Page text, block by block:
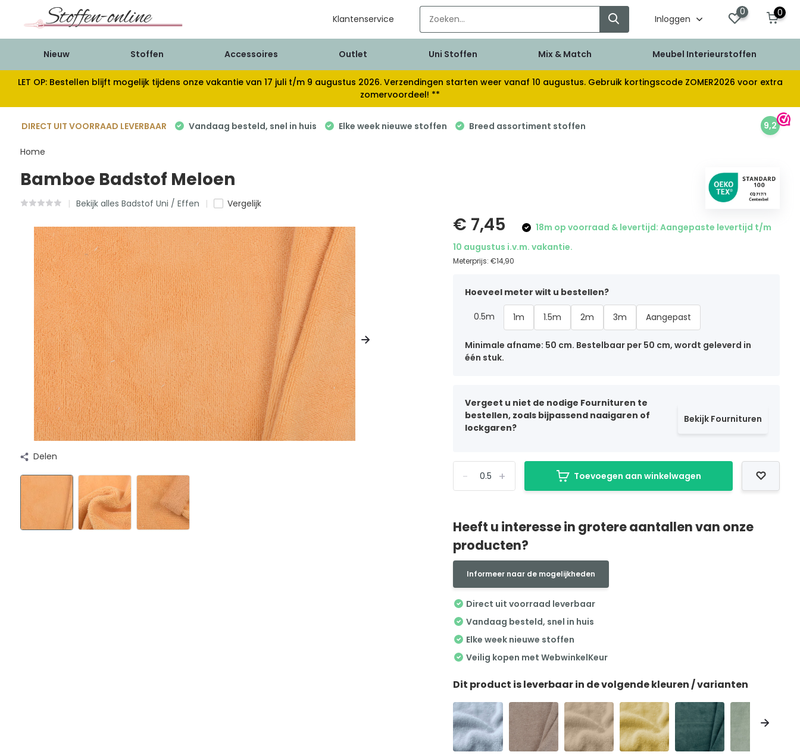
Klantenservice Inloggen
0 0
Nieuw Stoffen Accessoires Outlet Uni Stoffen Mix & Match Meubel Interieurstoffen
LET OP: Bestellen blijft mogelijk tijdens onze vakantie van 17 juli t/m 9 augustus 2026. Verzendingen starten weer vanaf 10 augustus. Gebruik kortingscode ZOMER2026 voor extra
zomervoordeel! **
DIRECT UIT VOORRAAD LEVERBAAR Vandaag besteld, snel in huis Elke week nieuwe stoffen Breed assortiment stoffen 9,2
Home
Bamboe Badstof Meloen
Bekijk alles Badstof Uni / Effen Vergelijk
Delen
€ 7,45
18m op voorraad & levertijd: Aangepaste levertijd t/m
10 augustus i.v.m. vakantie.
Meterprijs:€14,90
Hoeveel meter wilt u bestellen?
0.5m 1m 1.5m 2m 3m Aangepast
Minimale afname: 50 cm. Bestelbaar per 50 cm, wordt geleverd in
één stuk.
Vergeet u niet de nodige Fournituren te
bestellen, zoals bijpassend naaigaren of
lockgaren?
Bekijk Fournituren
+
- Toevoegen aan winkelwagen
Heeft u interesse in grotere aantallen van onze
producten?
Informeer naar de mogelijkheden
Direct uit voorraad leverbaar
Vandaag besteld, snel in huis
Elke week nieuwe stoffen
Veilig kopen met WebwinkelKeur
Dit product is leverbaar in de volgende kleuren / varianten